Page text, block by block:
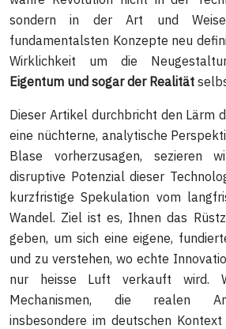
sondern in der Art und
fundamentalsten Konzepte neu
Wirklichkeit um die
Eigentum und sogar der Realität
Dieser Artikel durchbricht den Lärm
eine nüchterne, analytische
Blase vorherzusagen, sezieren
disruptive Potenzial dieser
kurzfristige Spekulation vom
Wandel. Ziel ist es, Ihnen das
geben, um sich eine eigene,
und zu verstehen, wo echte
nur heisse Luft verkauft wird.
Mechanismen, die realen
insbesondere im deutschen